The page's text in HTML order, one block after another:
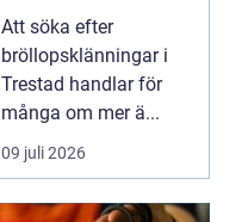
passform inför den
stora dagen
Att söka efter
bröllopsklänningar i
Trestad handlar för
många om mer ä...
09 juli 2026